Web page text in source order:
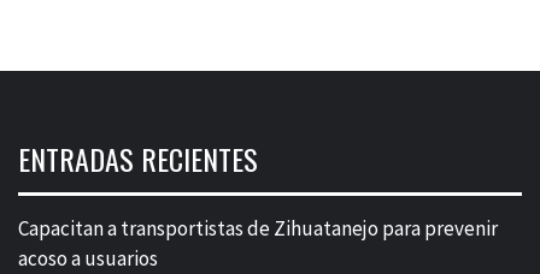
ENTRADAS RECIENTES
Capacitan a transportistas de Zihuatanejo para prevenir
acoso a usuarios